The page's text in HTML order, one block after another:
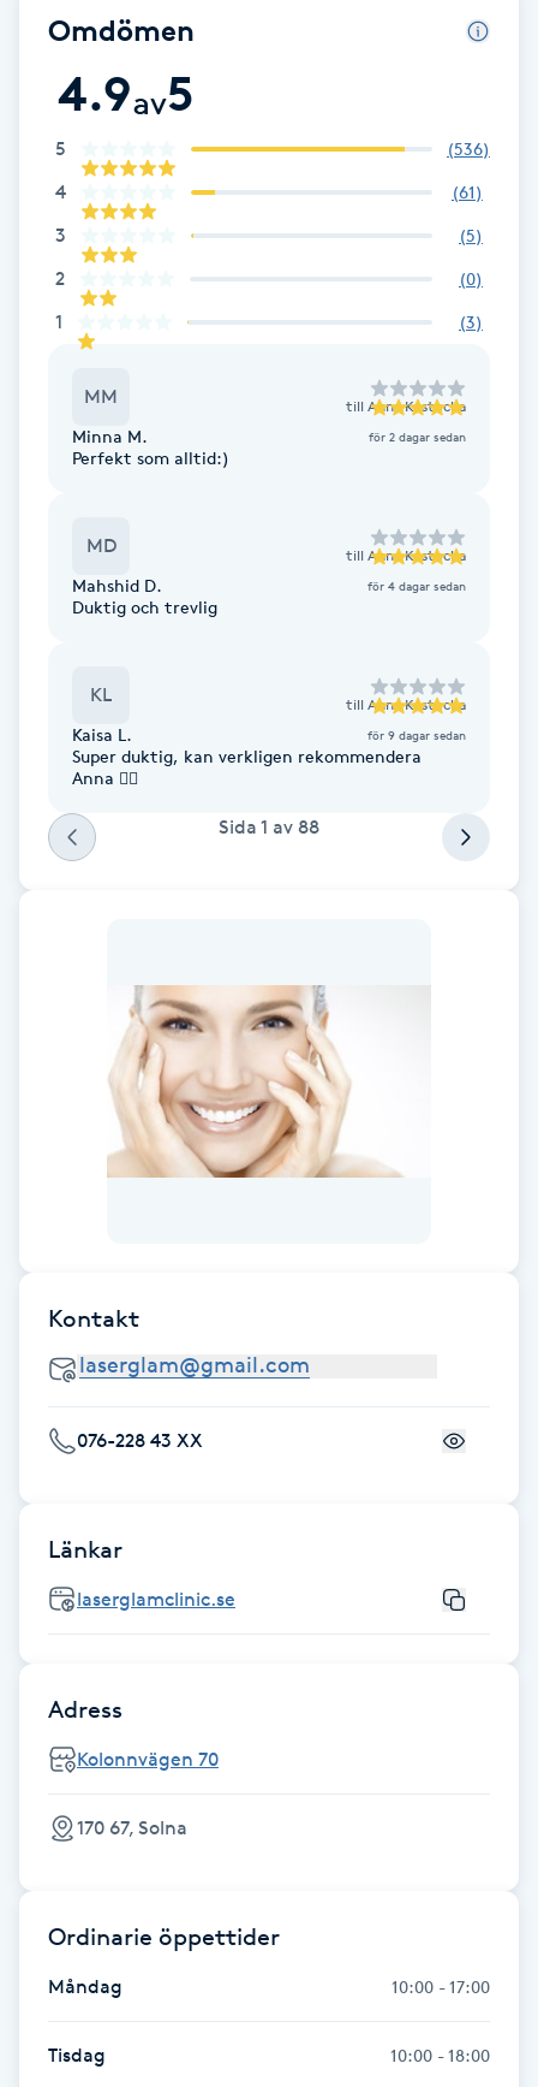
Fransk manikyr
Fransrengöring
Frekvensterapi
Friskvård
Friskvårdsmassage
Funktionsanalys
Gelenaglar
Gellack med förstärkning
Gruppträning
Gua Sha-massage
Healing
Herrklippning
HIFU
Hollywood Peel
Hot Stone Massage
Hot yoga
Hudföryngring
Huduppstramning
Hudvård
Omdömen
4.9av5
5 (536)
4 (61)
3 (5)
2 (0)
1 (3)
MM till Anna Kostecka
Minna M. för 2 dagar sedan
Perfekt som alltid:)
MD till Anna Kostecka
Mahshid D. för 4 dagar sedan
Duktig och trevlig
KL till Anna Kostecka
Kaisa L. för 9 dagar sedan
Super duktig, kan verkligen rekommendera
Anna 👌🏻
Sida 1 av 88
Kontakt
076-228 43 XX
Länkar
laserglamclinic.se
Adress
Kolonnvägen 70
170 67, Solna
Ordinarie öppettider
Måndag 10:00 - 17:00
Tisdag 10:00 - 18:00